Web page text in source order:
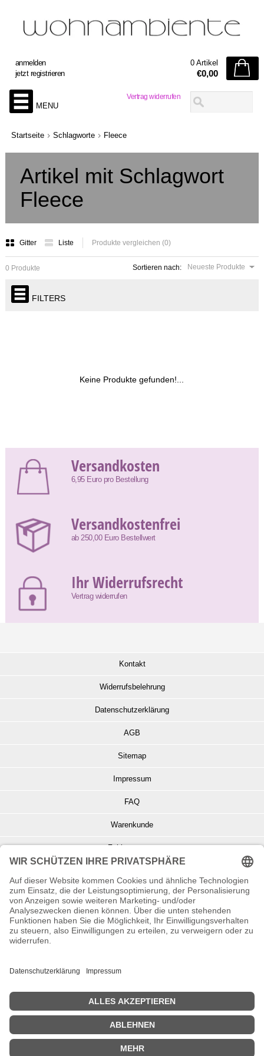
Vertrag widerrufen
anmelden
jetzt registrieren
0 Artikel
€0,00
MENU
Startseite Schlagworte Fleece
Artikel mit Schlagwort
Fleece
Gitter Liste Produkte vergleichen (0)
Sortieren nach: Neueste Produkte
0 Produkte
FILTERS
Keine Produkte gefunden!...
Versandkosten
6,95 Euro pro Bestellung
Versandkostenfrei
ab 250,00 Euro Bestellwert
Ihr Widerrufsrecht
Vertrag widerrufen
Kontakt
Widerrufsbelehrung
Datenschutzerklärung
AGB
Sitemap
Impressum
FAQ
Warenkunde
Zahlungsarten
Info zu Elektro- u. Elektronikgeräten
Batterieentsorgung
Informationen zur Echtheit von Kundenbewertungen
© Copyright 2026 Wohnambiente-Shop